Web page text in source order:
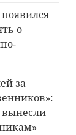
о
за
вынесли